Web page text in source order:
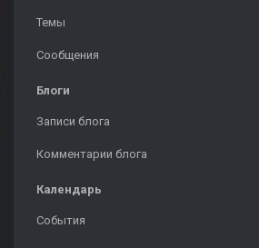
Темы
Сообщения
Блоги
Записи блога
Комментарии блога
Календарь
События